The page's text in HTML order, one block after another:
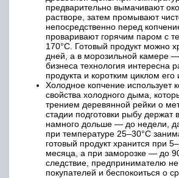
предварительно вымачивают
растворе, затем промывают
непосредственно перед
проваривают горячим паром с
170°С. Готовый продукт можно
дней, а в морозильной камере
бизнеса технология интересна
продукта и коротким циклом его
Холодное копчение использует
свойства холодного дыма,
трением деревянной рейки о
стадии подготовки рыбу держат
намного дольше — до недели,
при температуре 25–30°С
готовый продукт хранится при
месяца, а при заморозке — до
следствие, предпринимателю
покупателей и беспокоиться о